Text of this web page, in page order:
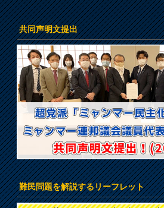
共同声明文提出
難民問題を解説するリーフレット